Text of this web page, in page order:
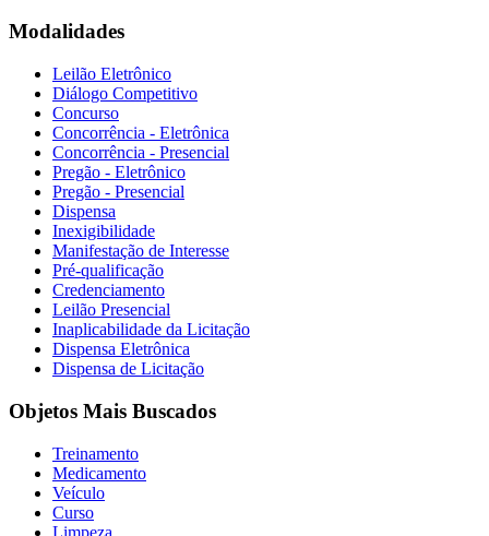
Modalidades
Leilão Eletrônico
Diálogo Competitivo
Concurso
Concorrência - Eletrônica
Concorrência - Presencial
Pregão - Eletrônico
Pregão - Presencial
Dispensa
Inexigibilidade
Manifestação de Interesse
Pré-qualificação
Credenciamento
Leilão Presencial
Inaplicabilidade da Licitação
Dispensa Eletrônica
Dispensa de Licitação
Objetos Mais Buscados
Treinamento
Medicamento
Veículo
Curso
Limpeza